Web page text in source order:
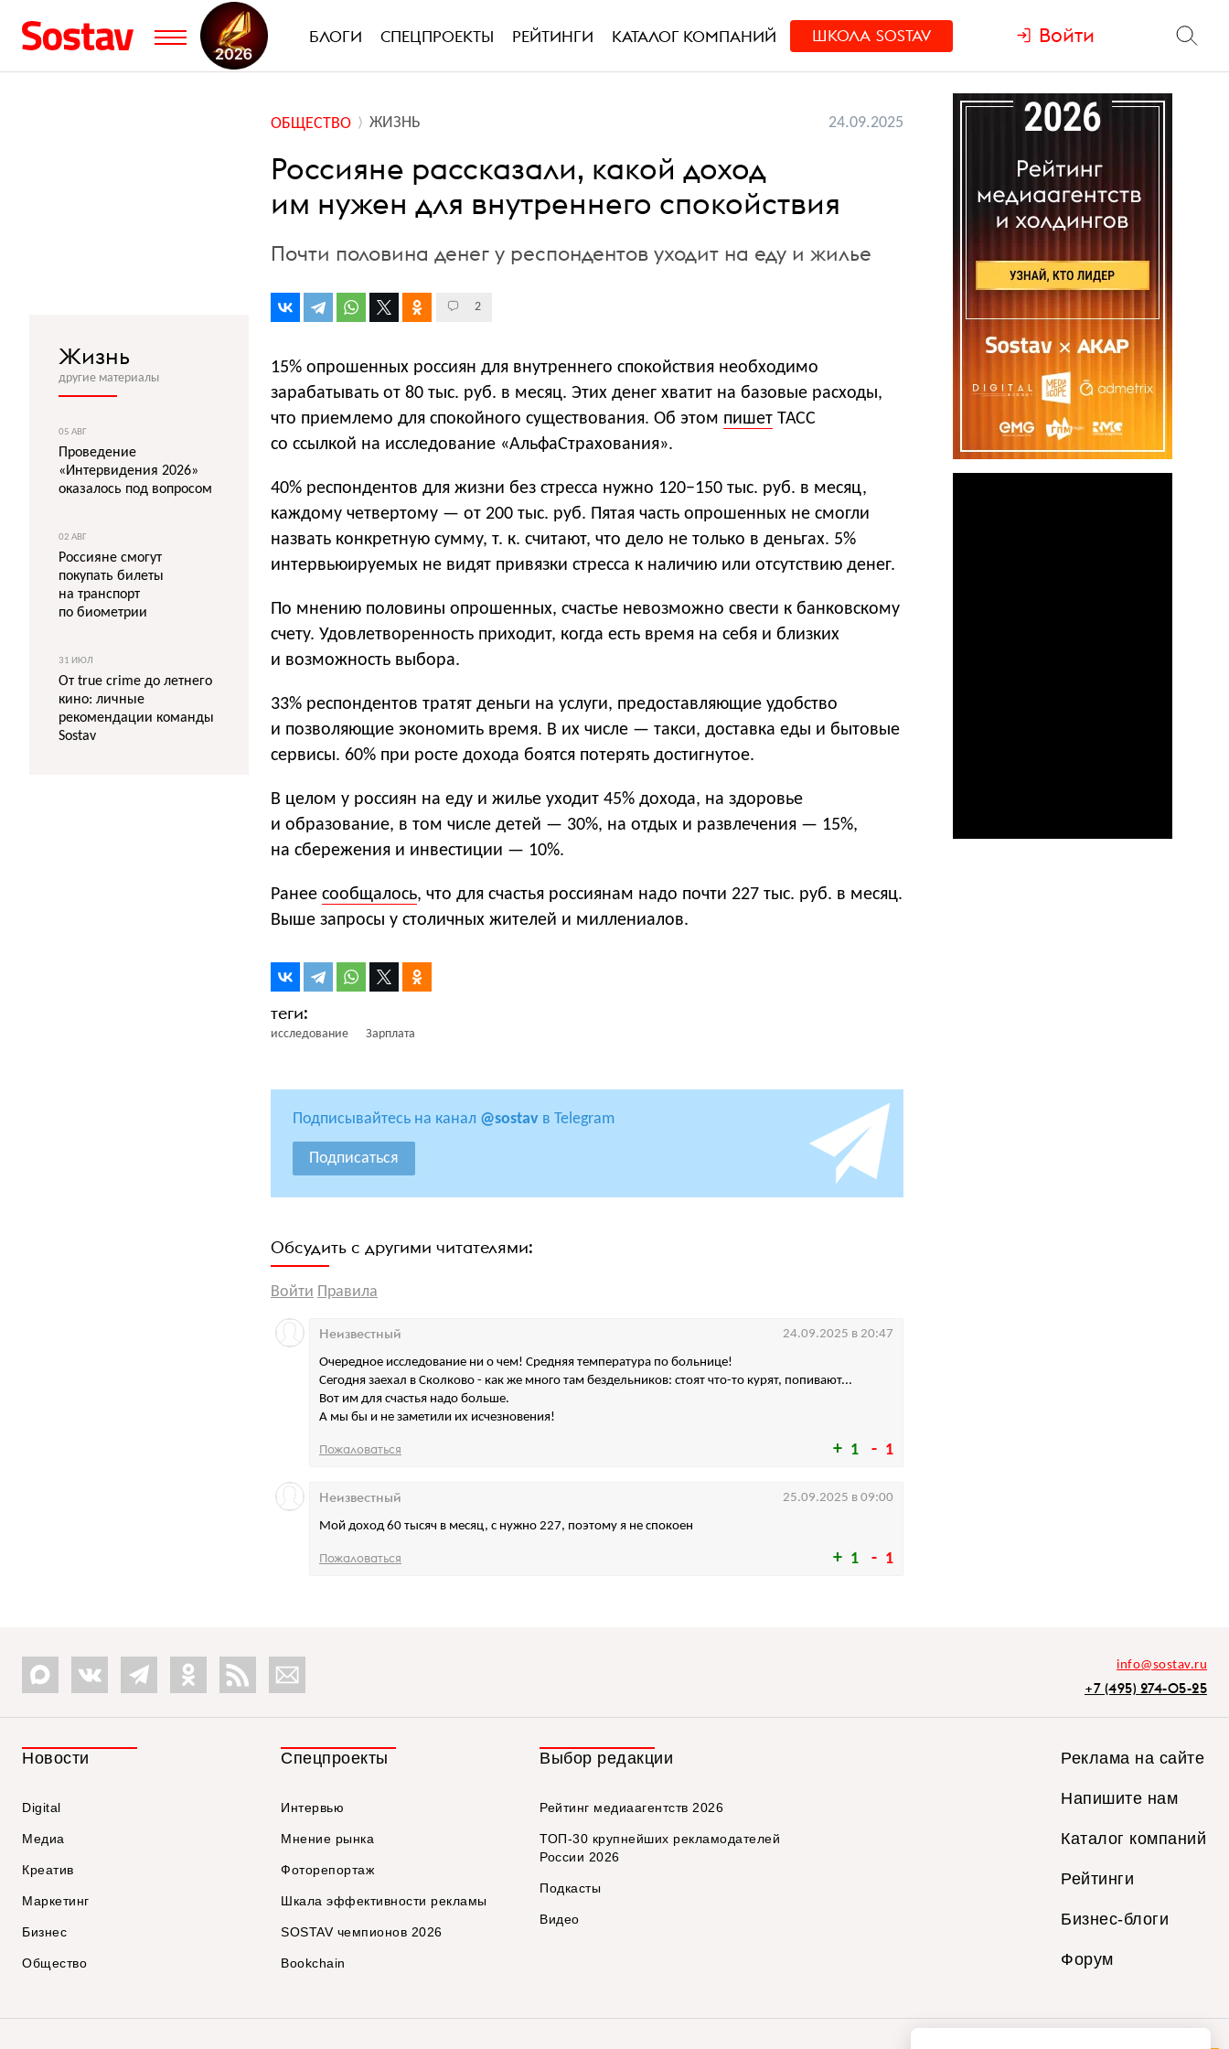
БЛОГИ СПЕЦПРОЕКТЫ РЕЙТИНГИ КАТАЛОГ КОМПАНИЙ ШКОЛА SOSTAV Войти
ОБЩЕСТВО ЖИЗНЬ 24.09.2025
Россияне рассказали, какой доход
им нужен для внутреннего спокойствия
Почти половина денег у респондентов уходит на еду и жилье
2
15% опрошенных россиян для внутреннего спокойствия необходимо
зарабатывать от 80 тыс. руб. в месяц. Этих денег хватит на базовые расходы,
что приемлемо для спокойного существования. Об этом пишет ТАСС
со ссылкой на исследование «АльфаСтрахования».
40% респондентов для жизни без стресса нужно 120−150 тыс. руб. в месяц,
каждому четвертому — от 200 тыс. руб. Пятая часть опрошенных не смогли
назвать конкретную сумму, т. к. считают, что дело не только в деньгах. 5%
интервьюируемых не видят привязки стресса к наличию или отсутствию денег.
По мнению половины опрошенных, счастье невозможно свести к банковскому
счету. Удовлетворенность приходит, когда есть время на себя и близких
и возможность выбора.
33% респондентов тратят деньги на услуги, предоставляющие удобство
и позволяющие экономить время. В их числе — такси, доставка еды и бытовые
сервисы. 60% при росте дохода боятся потерять достигнутое.
В целом у россиян на еду и жилье уходит 45% дохода, на здоровье
и образование, в том числе детей — 30%, на отдых и развлечения — 15%,
на сбережения и инвестиции — 10%.
Ранее сообщалось, что для счастья россиянам надо почти 227 тыс. руб. в месяц.
Выше запросы у столичных жителей и миллениалов.
исследование Зарплата
Подписывайтесь на канал @sostav в Telegram
Подписаться
Обсудить с другими читателями:
Войти Правила
1 1
Очередное исследование ни о чем! Средняя температура по больнице!
Сегодня заехал в Сколково - как же много там бездельников: стоят что-то курят, попивают...
Вот им для счастья надо больше.
А мы бы и не заметили их исчезновения!
Неизвестный 24.09.2025 в 20:47
Пожаловаться
1 1
Мой доход 60 тысяч в месяц, с нужно 227, поэтому я не спокоен
Неизвестный 25.09.2025 в 09:00
Пожаловаться
Жизнь
другие материалы
05 АВГ
Проведение
«Интервидения 2026»
оказалось под вопросом
02 АВГ
Россияне смогут
покупать билеты
на транспорт
по биометрии
31 ИЮЛ
От true crime до летнего
кино: личные
рекомендации команды
Sostav
info@sostav.ru
+7 (495) 274-05-25
Новости
Digital
Медиа
Креатив
Маркетинг
Бизнес
Общество
Спецпроекты
Интервью
Мнение рынка
Фоторепортаж
Шкала эффективности рекламы
SOSTAV чемпионов 2026
Bookchain
Выбор редакции
Рейтинг медиаагентств 2026
ТОП-30 крупнейших рекламодателей
России 2026
Подкасты
Видео
Реклама на сайте
Напишите нам
Каталог компаний
Рейтинги
Бизнес-блоги
Форум